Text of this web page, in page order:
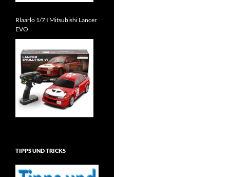
Rlaarlo 1/7 I Mitsubishi Lancer
EVO
TIPPS UND TRICKS